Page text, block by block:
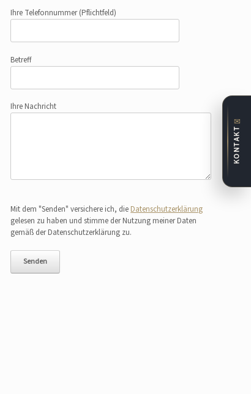
Ihre Telefonnummer(Pflichtfeld)
Betreff
Ihre Nachricht
Mit dem "Senden" versichere ich, die Datenschutzerklärung
gelesen zu haben und stimme der Nutzung meiner Daten
gemäß der Datenschutzerklärung zu.
✉
KONTAKT